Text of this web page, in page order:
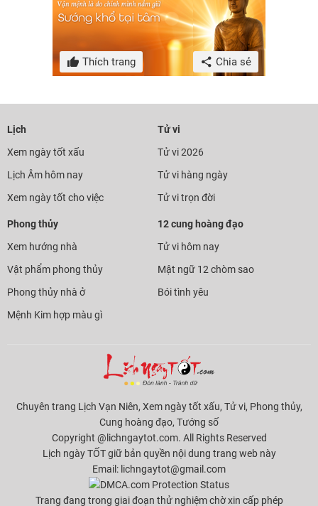
Thích trang Chia sẻ
Lịch
Xem ngày tốt xấu
Lịch Âm hôm nay
Xem ngày tốt cho việc
Tử vi
Tử vi 2026
Tử vi hàng ngày
Tử vi trọn đời
Phong thủy
Xem hướng nhà
Vật phẩm phong thủy
Phong thủy nhà ở
Mệnh Kim hợp màu gì
12 cung hoàng đạo
Tử vi hôm nay
Mật ngữ 12 chòm sao
Bói tình yêu
Chuyên trang Lịch Vạn Niên, Xem ngày tốt xấu, Tử vi, Phong thủy,
Cung hoàng đạo, Tướng số
Copyright @lichngaytot.com. All Rights Reserved
Lịch ngày TỐT giữ bản quyền nội dung trang web này
Email: lichngaytot@gmail.com
Trang đang trong giai đoạn thử nghiệm chờ xin cấp phép